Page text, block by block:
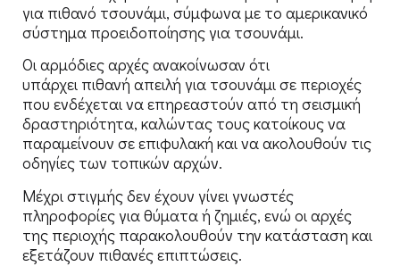
για πιθανό τσουνάμι, σύμφωνα με το αμερικανικό
σύστημα προειδοποίησης για τσουνάμι.
Οι αρμόδιες αρχές ανακοίνωσαν ότι
υπάρχει πιθανή απειλή για τσουνάμι σε περιοχές
που ενδέχεται να επηρεαστούν από τη σεισμική
δραστηριότητα, καλώντας τους κατοίκους να
παραμείνουν σε επιφυλακή και να ακολουθούν τις
οδηγίες των τοπικών αρχών.
Μέχρι στιγμής δεν έχουν γίνει γνωστές
πληροφορίες για θύματα ή ζημιές, ενώ οι αρχές
της περιοχής παρακολουθούν την κατάσταση και
εξετάζουν πιθανές επιπτώσεις.